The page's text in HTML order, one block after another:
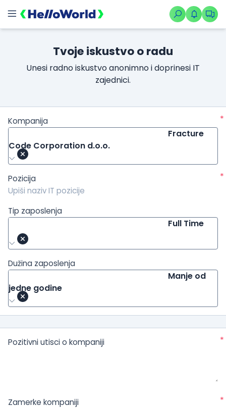
Tvoje iskustvo o radu
Unesi radno iskustvo anonimno i doprinesi IT
zajednici.
Kompanija
*
Fracture
Code Corporation d.o.o.
Pozicija *
Tip zaposlenja
Full Time
Dužina zaposlenja
Manje od
jedne godine
Pozitivni utisci o kompaniji *
Zamerke kompaniji *
/kompanije/iskustvo/